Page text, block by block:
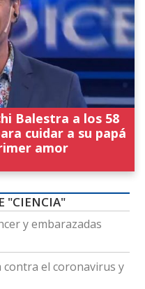
Balestra a los 58
cuidar a su papá
amor
"CIENCIA"
y embarazadas
contra el coronavirus y